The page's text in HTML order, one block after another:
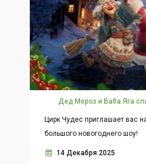
Дед Мороз и Баба Яга
Цирк Чудес приглашает вас
большого новогоднего шоу!
14 Декабря 2025